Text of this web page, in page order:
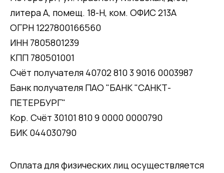
литера А, помещ. 18-Н, ком. ОФИС 213А
ОГРН 1227800166560
ИНН 7805801239
КПП 780501001
Счёт получателя 40702 810 3 9016 0003987
Банк получателя ПАО "БАНК "САНКТ-
ПЕТЕРБУРГ"
Кор. Счёт 30101 810 9 0000 0000790
БИК 044030790
Оплата для физических лиц осуществляется